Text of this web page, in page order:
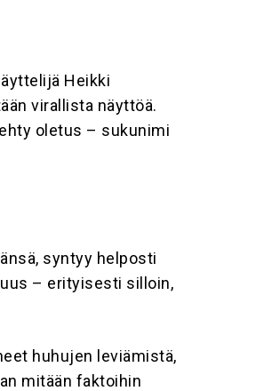
Heikki
virallista näyttöä.
oletus – sukunimi
syntyy helposti
– erityisesti silloin,
huhujen leviämistä,
mitään faktoihin